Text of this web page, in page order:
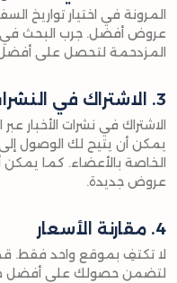
المرونة في اختيار تواريخ
عروض أفضل. جرب البحث في
المزدحمة لتحصل على أفضل
3. الاشتراك في النشرات الإخبارية
الاشتراك في نشرات الأخبار
يمكن أن يتيح لك الوصول
الخاصة بالأعضاء. كما يمكن
عروض جديدة.
4. مقارنة الأسعار
لا تكتفِ بموقع واحد فقط.
لتضمن حصولك على أفضل